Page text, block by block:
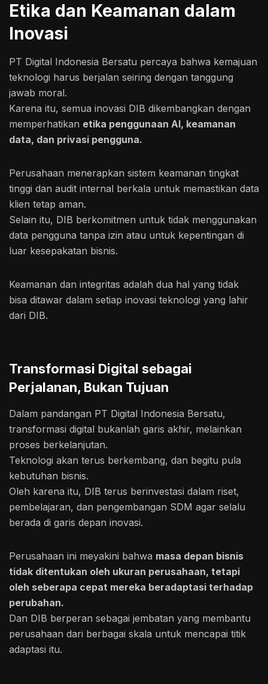
Etika dan Keamanan dalam
Inovasi
PT Digital Indonesia Bersatu percaya bahwa kemajuan
teknologi harus berjalan seiring dengan tanggung
jawab moral.
Karena itu, semua inovasi DIB dikembangkan dengan
memperhatikan etika penggunaan AI, keamanan
data, dan privasi pengguna.
Perusahaan menerapkan sistem keamanan tingkat
tinggi dan audit internal berkala untuk memastikan data
klien tetap aman.
Selain itu, DIB berkomitmen untuk tidak menggunakan
data pengguna tanpa izin atau untuk kepentingan di
luar kesepakatan bisnis.
Keamanan dan integritas adalah dua hal yang tidak
bisa ditawar dalam setiap inovasi teknologi yang lahir
dari DIB.
Transformasi Digital sebagai
Perjalanan, Bukan Tujuan
Dalam pandangan PT Digital Indonesia Bersatu,
transformasi digital bukanlah garis akhir, melainkan
proses berkelanjutan.
Teknologi akan terus berkembang, dan begitu pula
kebutuhan bisnis.
Oleh karena itu, DIB terus berinvestasi dalam riset,
pembelajaran, dan pengembangan SDM agar selalu
berada di garis depan inovasi.
Perusahaan ini meyakini bahwa masa depan bisnis
tidak ditentukan oleh ukuran perusahaan, tetapi
oleh seberapa cepat mereka beradaptasi terhadap
perubahan.
Dan DIB berperan sebagai jembatan yang membantu
perusahaan dari berbagai skala untuk mencapai titik
adaptasi itu.